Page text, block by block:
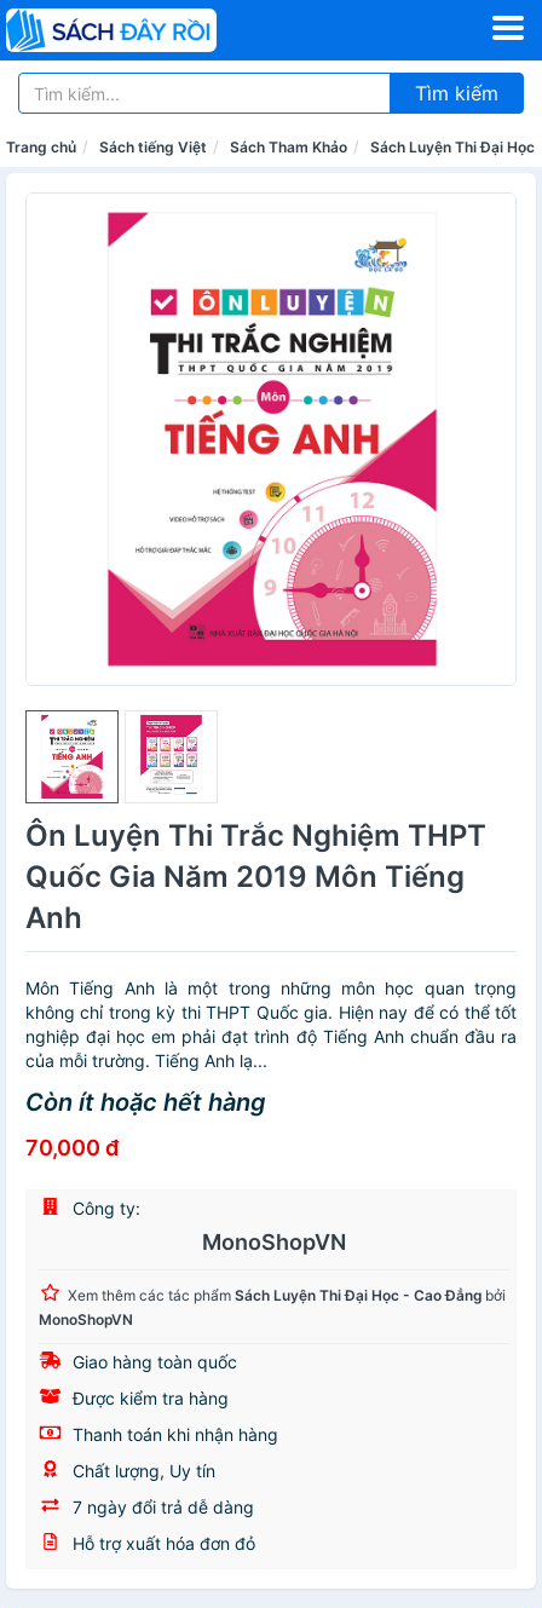
Tìm kiếm
Trang chủ Sách tiếng Việt Sách Tham Khảo Sách Luyện Thi Đại Học
Ôn Luyện Thi Trắc Nghiệm THPT
Quốc Gia Năm 2019 Môn Tiếng
Anh
Môn Tiếng Anh là một trong những môn học quan trọng
không chỉ trong kỳ thi THPT Quốc gia. Hiện nay để có thể tốt
nghiệp đại học em phải đạt trình độ Tiếng Anh chuẩn đầu ra
của mỗi trường. Tiếng Anh lạ...
Còn ít hoặc hết hàng
70,000 đ
Công ty:
MonoShopVN
Xem thêm các tác phẩm Sách Luyện Thi Đại Học - Cao Đẳng bởi
MonoShopVN
Giao hàng toàn quốc
Được kiểm tra hàng
Thanh toán khi nhận hàng
Chất lượng, Uy tín
7 ngày đổi trả dễ dàng
Hỗ trợ xuất hóa đơn đỏ